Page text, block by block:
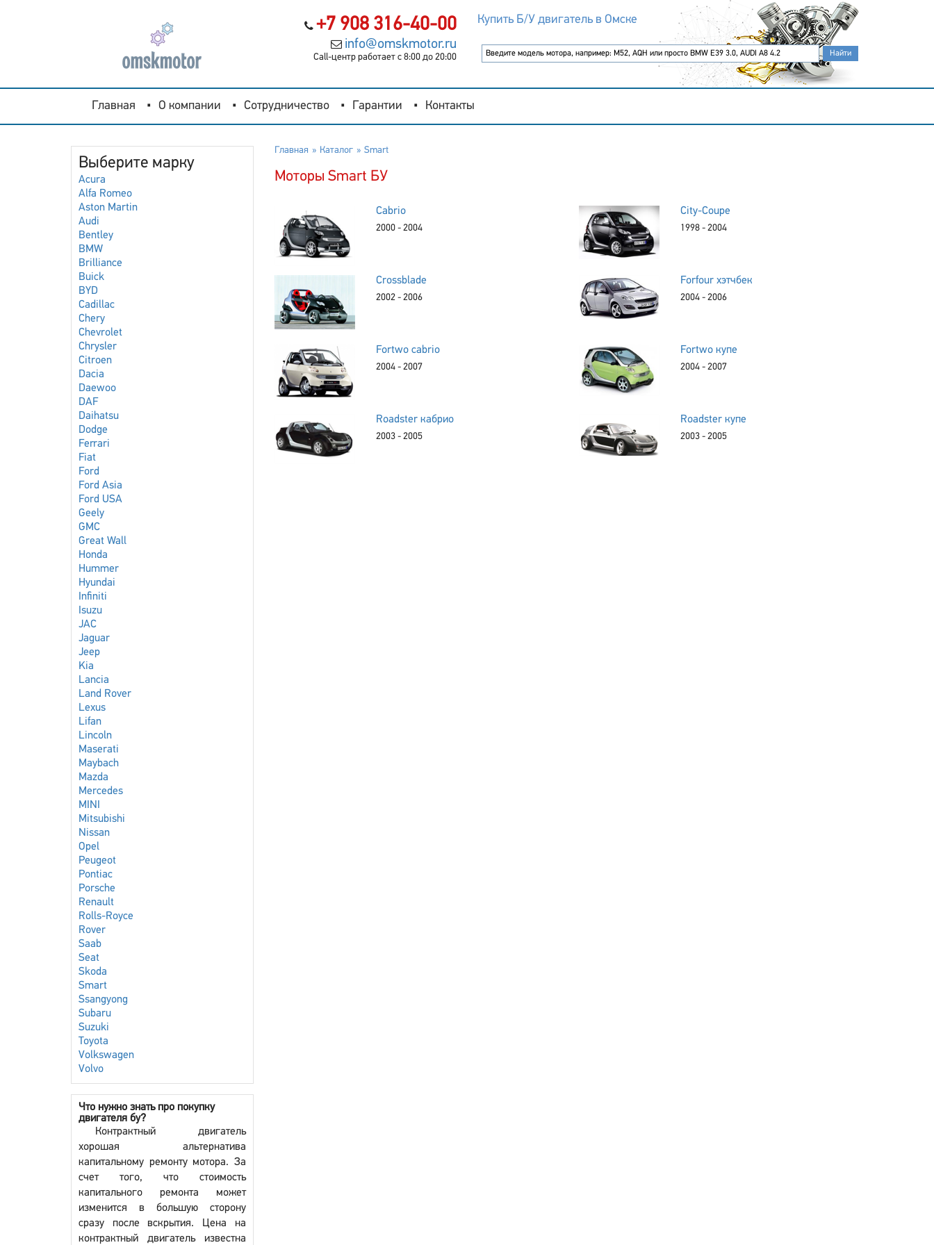
+7 908 316-40-00
info@omskmotor.ru
Call-центр работает с 8:00 до 20:00
Купить Б/У двигатель в Омске
Главная О компании Сотрудничество Гарантии Контакты
Выберите марку
Acura
Alfa Romeo
Aston Martin
Audi
Bentley
BMW
Brilliance
Buick
BYD
Cadillac
Chery
Chevrolet
Chrysler
Citroen
Dacia
Daewoo
DAF
Daihatsu
Dodge
Ferrari
Fiat
Ford
Ford Asia
Ford USA
Geely
GMC
Great Wall
Honda
Hummer
Hyundai
Infiniti
Isuzu
JAC
Jaguar
Jeep
Kia
Lancia
Land Rover
Lexus
Lifan
Lincoln
Maserati
Maybach
Mazda
Mercedes
MINI
Mitsubishi
Nissan
Opel
Peugeot
Pontiac
Porsche
Renault
Rolls-Royce
Rover
Saab
Seat
Skoda
Smart
Ssangyong
Subaru
Suzuki
Toyota
Volkswagen
Volvo
Что нужно знать про покупку
двигателя бу?
Контрактный двигатель
хорошая альтернатива
капитальному ремонту мотора. За
счет того, что стоимость
капитального ремонта может
изменится в большую сторону
сразу после вскрытия. Цена на
контрактный двигатель известна
Главная Каталог Smart
Моторы Smart БУ
Cabrio
2000 - 2004
City-Coupe
1998 - 2004
Crossblade
2002 - 2006
Forfour хэтчбек
2004 - 2006
Fortwo cabrio
2004 - 2007
Fortwo купе
2004 - 2007
Roadster кабрио
2003 - 2005
Roadster купе
2003 - 2005